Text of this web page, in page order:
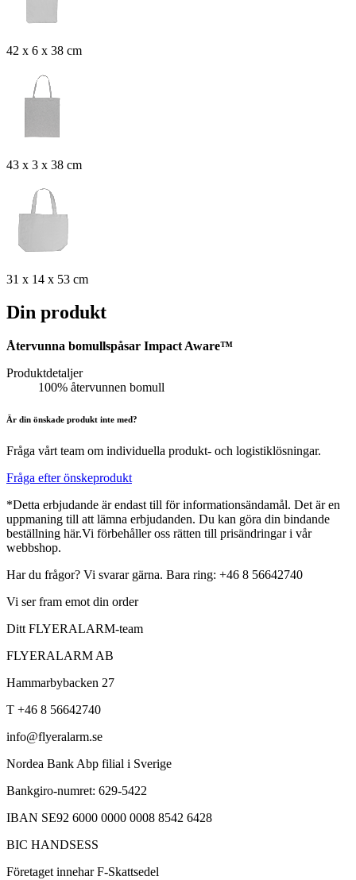
42 x 6 x 38 cm
43 x 3 x 38 cm
31 x 14 x 53 cm
Din produkt
Återvunna bomullspåsar Impact Aware™
Produktdetaljer
100% återvunnen bomull
Är din önskade produkt inte med?
Fråga vårt team om individuella produkt- och logistiklösningar.
Fråga efter önskeprodukt
*Detta erbjudande är endast till för informationsändamål. Det är en
uppmaning till att lämna erbjudanden. Du kan göra din bindande
beställning här.Vi förbehåller oss rätten till prisändringar i vår
webbshop.
Har du frågor? Vi svarar gärna. Bara ring: +46 8 56642740
Vi ser fram emot din order
Ditt FLYERALARM-team
FLYERALARM AB
Hammarbybacken 27
T +46 8 56642740
info@flyeralarm.se
Nordea Bank Abp filial i Sverige
Bankgiro-numret: 629-5422
IBAN SE92 6000 0000 0008 8542 6428
BIC HANDSESS
Företaget innehar F-Skattsedel